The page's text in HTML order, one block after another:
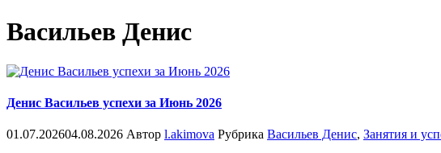
Васильев Денис
Денис Васильев успехи за Июнь 2026
01.07.202604.08.2026 Автор l.akimova Рубрика Васильев Денис, Занятия и